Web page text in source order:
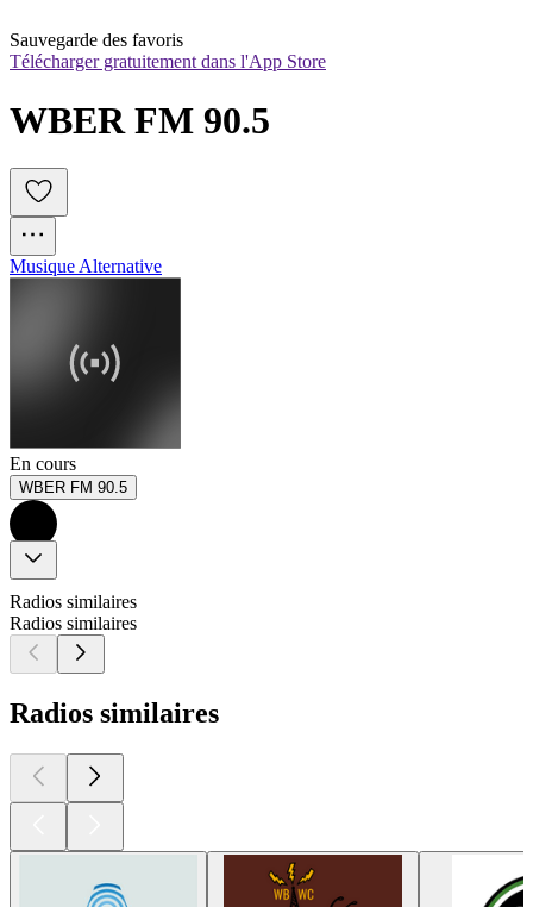
Sauvegarde des favoris
Télécharger gratuitement dans l'App Store
Musique Alternative
En cours
WBER FM 90.5
Radios similaires
Radios similaires
Radios similaires